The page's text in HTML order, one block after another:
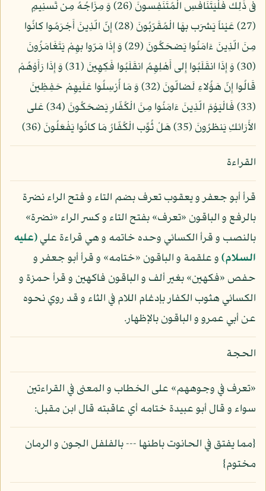
فى ذَلِك فَلْيَتَنَافَسِ الْمُتَنَفِسونَ (26) وَ مِزَاجُهُ مِن تَسنِيمٍ
(27) عَيْناً يَشرَب بهَا الْمُقَرّبُونَ (28) إِنّ الّذِينَ أَجْرَمُوا كانُوا
مِنَ الّذِينَ ءَامَنُوا يَضحَكُونَ (29) وَ إِذَا مَرّوا بهِمْ يَتَغَامَزُونَ
(30) وَ إِذَا انقَلَبُوا إِلى أَهْلِهِمُ انقَلَبُوا فَكِهِينَ (31) وَ إِذَا رَأَوْهُمْ
قَالُوا إِنّ هَؤُلاءِ لَضالّونَ (32) وَ مَا أُرْسِلُوا عَلَيهِمْ حَفِظِينَ
(33) فَالْيَوْمَ الّذِينَ ءَامَنُوا مِنَ الْكُفّارِ يَضحَكُونَ (34) عَلى
الأَرَائكِ يَنظرُونَ (35) هَلْ ثُوِّب الْكُفّارُ مَا كانُوا يَفْعَلُونَ (36)
القراءة
قرأ أبو جعفر و يعقوب تعرف بضم التاء و فتح الراء نضرة
بالرفع و الباقون «تعرف» بفتح التاء و كسر الراء «نضرة»
بالنصب و قرأ الكسائي وحده خاتمه و هي قراءة علي(عليه
السلام)و علقمة و الباقون «ختامه» و قرأ أبو جعفر و
حفص «فكهين» بغير ألف و الباقون فاكهين و قرأ حمزة و
الكسائي هثوب الكفار بإدغام اللام في الثاء و قد روي نحوه
عن أبي عمرو و الباقون بالإظهار.
الحجة
«تعرف في وجوههم» على الخطاب و المعنى في القراءتين
سواء و قال أبو عبيدة ختامه أي عاقبته قال ابن مقبل:
{مما يفتق في الحانوت باطنها --- بالفلفل الجون و الرمان
مختوم}